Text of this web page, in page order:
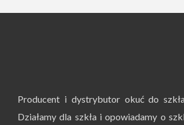
Producent i dystrybutor okuć do
Działamy dla szkła i opowiadamy o